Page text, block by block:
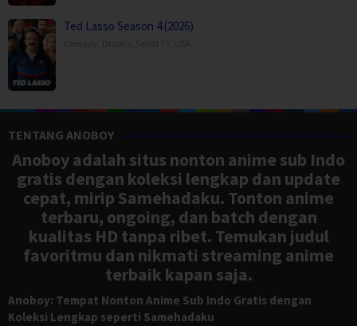
Ted Lasso Season 4 (2026)
TENTANG ANOBOY
Anoboy adalah situs nonton anime sub Indo
gratis dengan koleksi lengkap dan update
cepat, mirip Samehadaku. Tonton anime
terbaru, ongoing, dan batch dengan
kualitas HD tanpa ribet. Temukan judul
favoritmu dan nikmati streaming anime
terbaik kapan saja.
Anoboy: Tempat Nonton Anime Sub Indo Gratis dengan
Koleksi Lengkap seperti Samehadaku